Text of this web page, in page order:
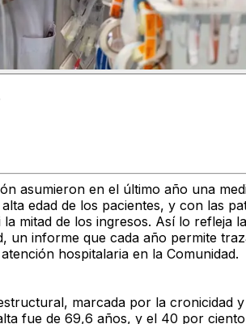
asumieron en el último año una
edad de los pacientes, y con las
mitad de los ingresos. Así lo refleja
un informe que cada año permite
hospitalaria en la Comunidad.
marcada por la cronicidad
fue de 69,6 años, y el 40 por